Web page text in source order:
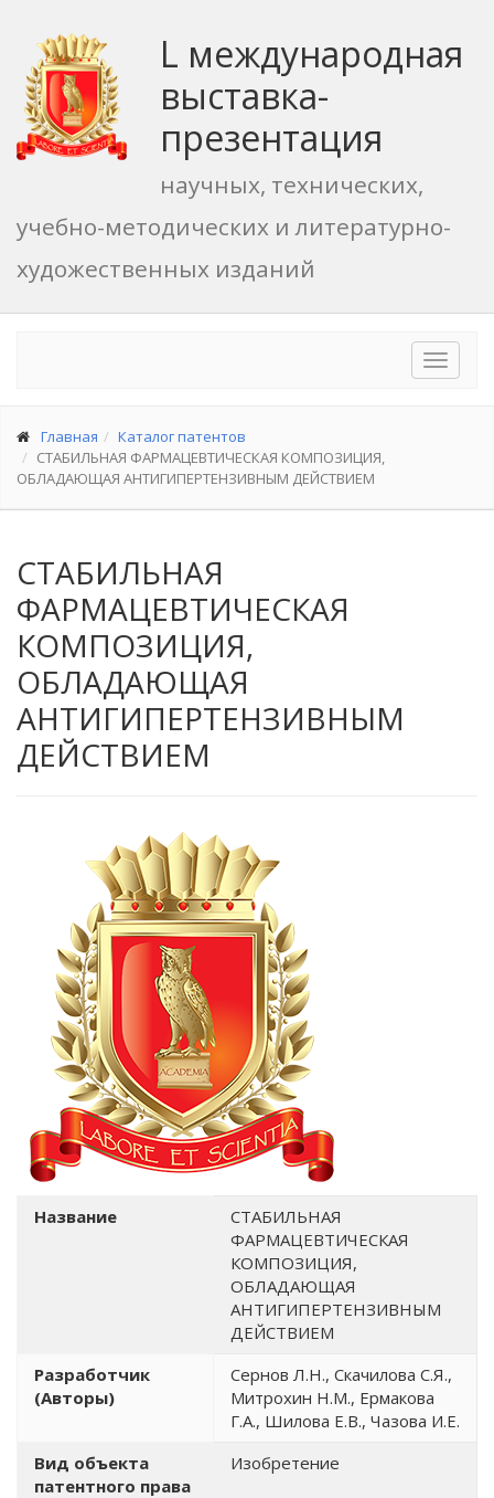
L международная
выставка-
презентация
научных, технических,
учебно-методических и литературно-
художественных изданий
Toggle
Главная
Каталог патентов
СТАБИЛЬНАЯ ФАРМАЦЕВТИЧЕСКАЯ КОМПОЗИЦИЯ,
ОБЛАДАЮЩАЯ АНТИГИПЕРТЕНЗИВНЫМ ДЕЙСТВИЕМ
СТАБИЛЬНАЯ
ФАРМАЦЕВТИЧЕСКАЯ
КОМПОЗИЦИЯ,
ОБЛАДАЮЩАЯ
АНТИГИПЕРТЕНЗИВНЫМ
ДЕЙСТВИЕМ
Название
СТАБИЛЬНАЯ
ФАРМАЦЕВТИЧЕСКАЯ
КОМПОЗИЦИЯ,
ОБЛАДАЮЩАЯ
АНТИГИПЕРТЕНЗИВНЫМ
ДЕЙСТВИЕМ
Разработчик
(Авторы)
Сернов Л.Н., Скачилова С.Я.,
Митрохин Н.М., Ермакова
Г.А., Шилова Е.В., Чазова И.Е.
Вид объекта
патентного права
Изобретение